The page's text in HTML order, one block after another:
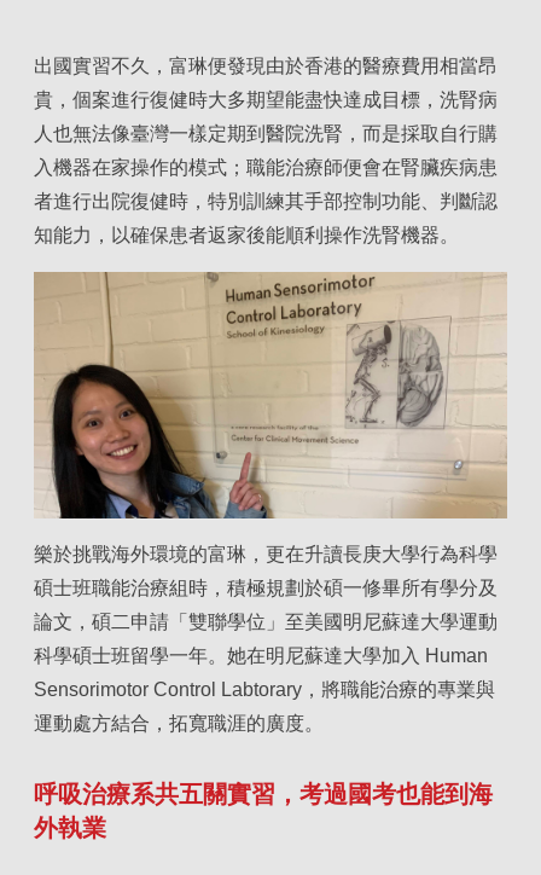
出國實習不久，富琳便發現由於香港的醫療費用相當昂
貴，個案進行復健時大多期望能盡快達成目標，洗腎病
人也無法像臺灣一樣定期到醫院洗腎，而是採取自行購
入機器在家操作的模式；職能治療師便會在腎臟疾病患
者進行出院復健時，特別訓練其手部控制功能、判斷認
知能力，以確保患者返家後能順利操作洗腎機器。
樂於挑戰海外環境的富琳，更在升讀長庚大學行為科學
碩士班職能治療組時，積極規劃於碩一修畢所有學分及
論文，碩二申請「雙聯學位」至美國明尼蘇達大學運動
科學碩士班留學一年。她在明尼蘇達大學加入 Human
Sensorimotor Control Labtorary，將職能治療的專業與
運動處方結合，拓寬職涯的廣度。
呼吸治療系共五關實習，考過國考也能到海
外執業